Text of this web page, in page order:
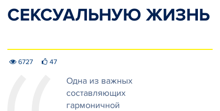
СЕКСУАЛЬНУЮ ЖИЗНЬ
6727 47
Одна из важных
составляющих
гармоничной